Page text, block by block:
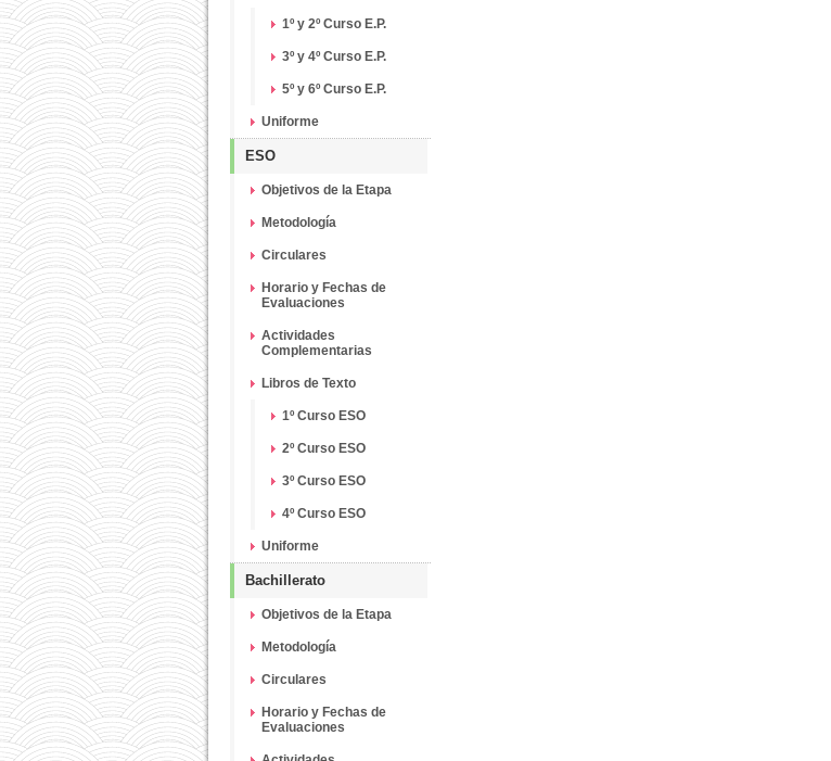
1º y 2º Curso E.P.
3º y 4º Curso E.P.
5º y 6º Curso E.P.
Uniforme
ESO
Objetivos de la Etapa
Metodología
Circulares
Horario y Fechas de
Evaluaciones
Actividades
Complementarias
Libros de Texto
1º Curso ESO
2º Curso ESO
3º Curso ESO
4º Curso ESO
Uniforme
Bachillerato
Objetivos de la Etapa
Metodología
Circulares
Horario y Fechas de
Evaluaciones